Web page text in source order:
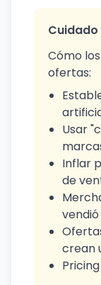
Cómo
ofertas:
Usar
Inflar
de
crean